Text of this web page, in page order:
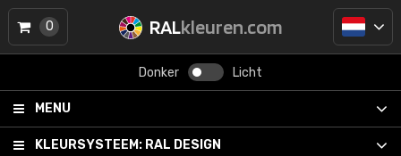
RALkleuren.com
Donker Licht
MENU
KLEURSYSTEEM: RAL DESIGN
0